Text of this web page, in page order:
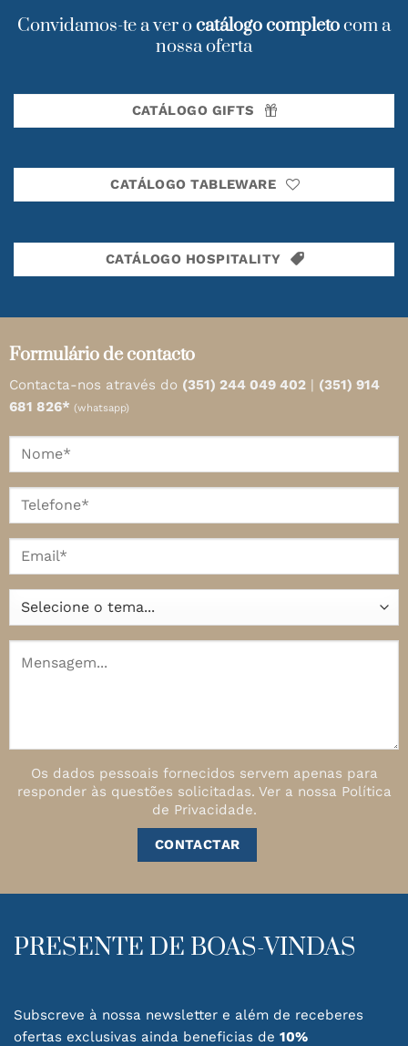
Convidamos-te a ver ocatálogo completocom a
nossa oferta
CATÁLOGO GIFTS
CATÁLOGO TABLEWARE
CATÁLOGO HOSPITALITY
Formulário de contacto
Contacta-nos através do (351) 244 049 402 | (351) 914
681 826* (whatsapp)
Os dados pessoais fornecidos servem apenas para
responder às questões solicitadas. Ver a nossa Política
de Privacidade.
PRESENTE DE BOAS-VINDAS
Subscreve à nossa newsletter e além de receberes
ofertas exclusivas ainda beneficias de 10%